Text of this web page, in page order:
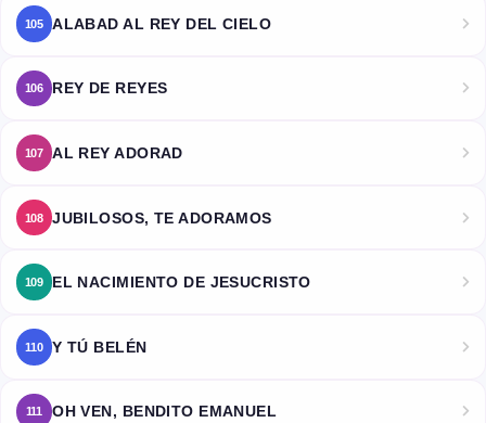
105 ALABAD AL REY DEL CIELO
106 REY DE REYES
107 AL REY ADORAD
108 JUBILOSOS, TE ADORAMOS
109 EL NACIMIENTO DE JESUCRISTO
110 Y TÚ BELÉN
111 OH VEN, BENDITO EMANUEL